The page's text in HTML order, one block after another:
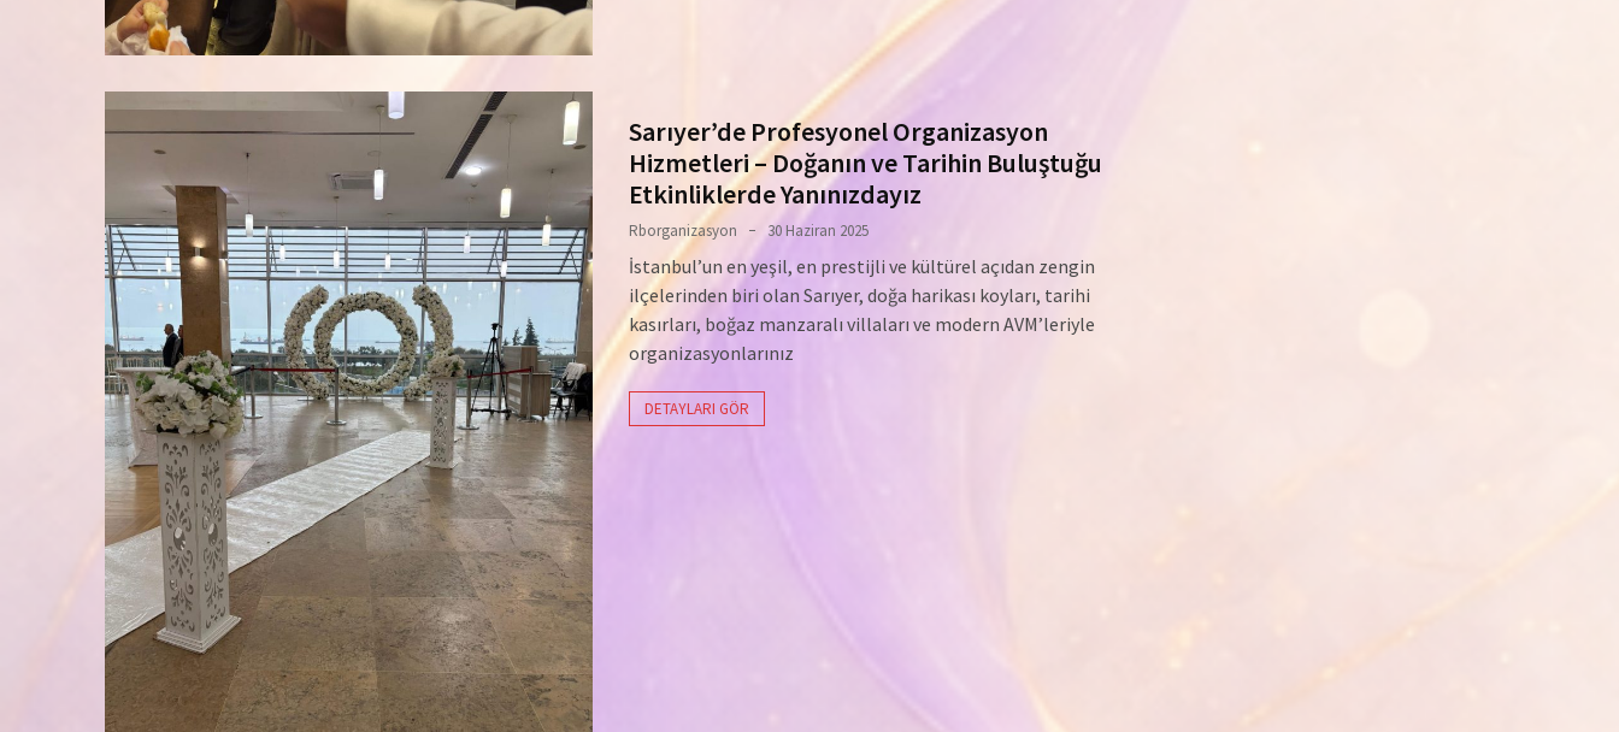
Sarıyer’de Profesyonel Organizasyon
Hizmetleri – Doğanın ve Tarihin Buluştuğu
Etkinliklerde Yanınızdayız
Rborganizasyon 30 Haziran 2025
İstanbul’un en yeşil, en prestijli ve kültürel açıdan zengin
ilçelerinden biri olan Sarıyer, doğa harikası koyları, tarihi
kasırları, boğaz manzaralı villaları ve modern AVM’leriyle
organizasyonlarınız
DETAYLARI GÖR